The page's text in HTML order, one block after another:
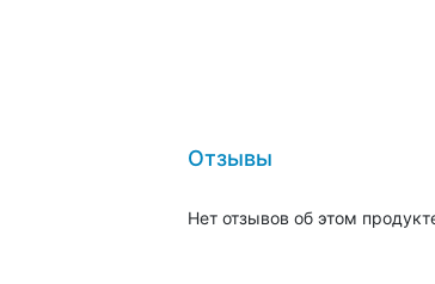
Отзывы
Нет отзывов об этом